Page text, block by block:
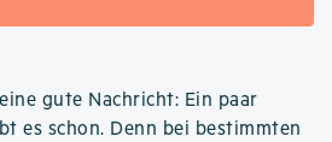
gute Nachricht: Ein paar
es schon. Denn bei bestimmten